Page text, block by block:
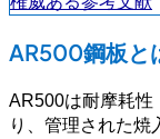
AR500鋼板と
AR500は耐摩耗性
り、管理された焼